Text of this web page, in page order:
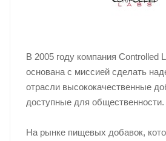
В 2005 году компания Controlled
основана с миссией сделать
отрасли высококачественные
доступные для общественности.
На рынке пищевых добавок,